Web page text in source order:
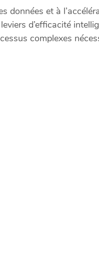
données et à
d’efficacité
complexes